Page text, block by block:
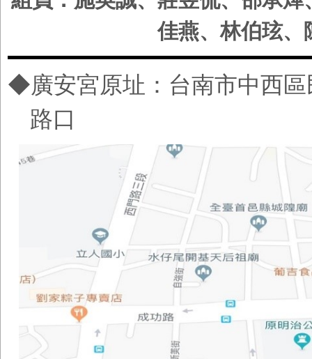
佳燕、林伯玹、
◆廣安宮原址 ： 台南市中西
路口